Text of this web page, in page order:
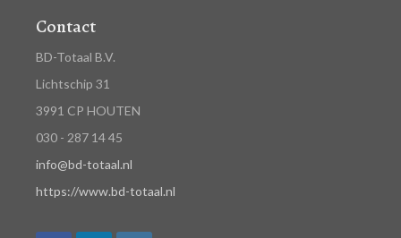
Contact
BD-Totaal B.V.
Lichtschip 31
3991 CP HOUTEN
030 - 287 14 45
info@bd-totaal.nl
https://www.bd-totaal.nl